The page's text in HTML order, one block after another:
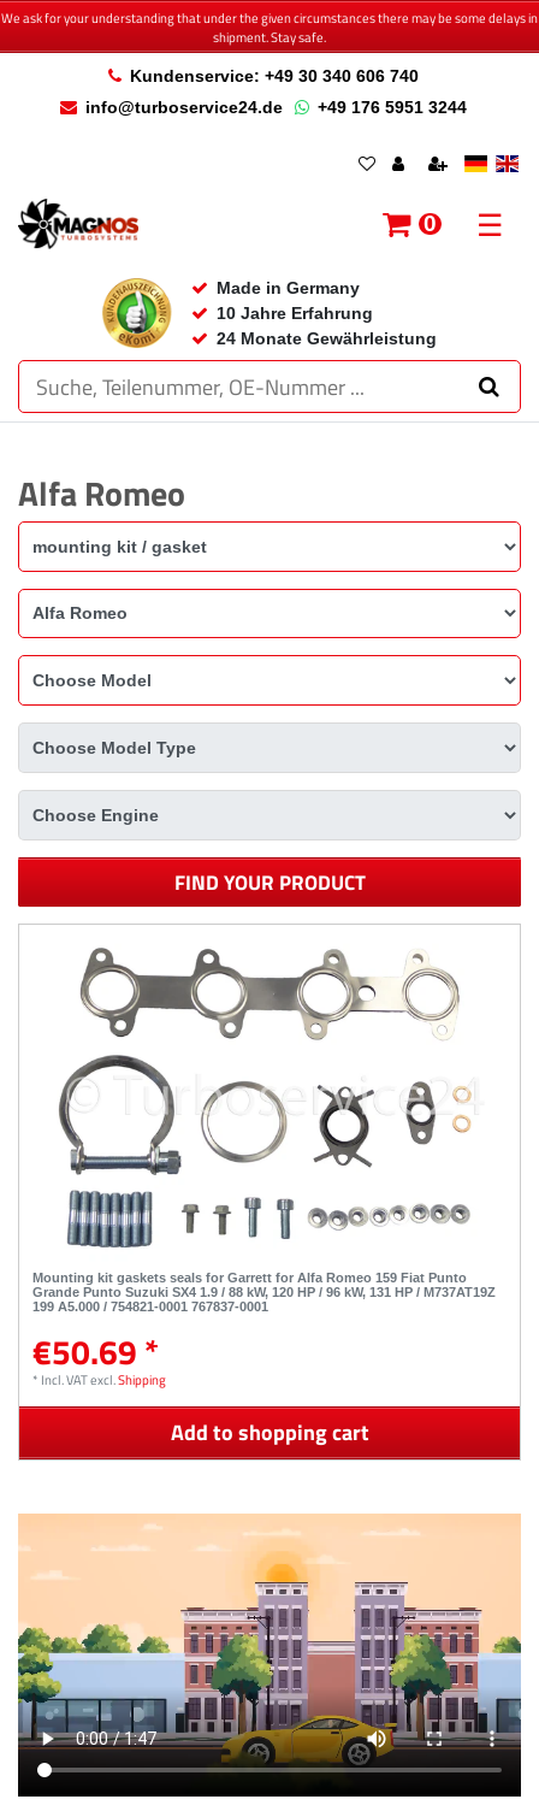
We ask for your understanding that under the given circumstances there may be some delays in
shipment. Stay safe.
Kundenservice: +49 30 340 606 740
info@turboservice24.de
+49 176 5951 3244
Made in Germany
10 Jahre Erfahrung
24 Monate Gewährleistung
0 ☰
Alfa Romeo
FIND YOUR PRODUCT
Mounting kit gaskets seals for Garrett for Alfa Romeo 159 Fiat Punto
Grande Punto Suzuki SX4 1.9 / 88 kW, 120 HP / 96 kW, 131 HP / M737AT19Z
199 A5.000 / 754821-0001 767837-0001
€50.69 *
* Incl. VATexcl.Shipping
Add to shopping cart